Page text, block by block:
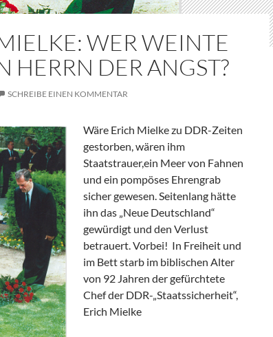
WER WEINTE
HERRN DER ANGST?
SCHREIBE EINEN KOMMENTAR
Wäre Erich Mielke zu DDR-Zeiten
gestorben, wären ihm
Staatstrauer,ein Meer von Fahnen
und ein pompöses Ehrengrab
sicher gewesen. Seitenlang hätte
ihn das „Neue Deutschland“
gewürdigt und den Verlust
betrauert. Vorbei! In Freiheit und
im Bett starb im biblischen Alter
von 92 Jahren der gefürchtete
Chef der DDR-„Staatssicherheit“,
Erich Mielke